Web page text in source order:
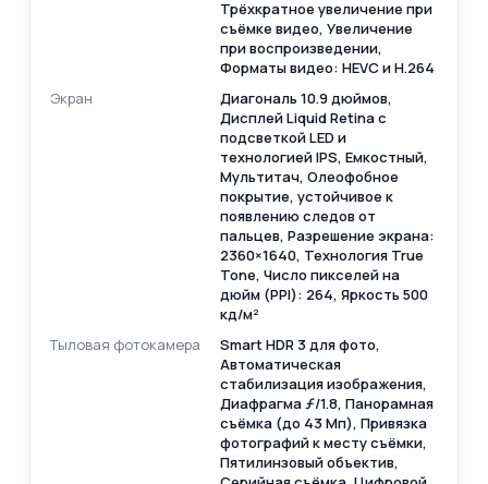
Трёхкратное увеличение при
съёмке видео, Увеличение
при воспроизведении,
Форматы видео: HEVC и H.264
Экран
Диагональ 10.9 дюймов,
Дисплей Liquid Retina c
подсветкой LED и
технологией IPS, Емкостный,
Мультитач, Олеофобное
покрытие, устойчивое к
появлению следов от
пальцев, Разрешение экрана:
2360×1640, Технология True
Tone, Число пикселей на
дюйм (PPI): 264, Яркость 500
кд/м²
Тыловая фотокамера
Smart HDR 3 для фото,
Автоматическая
стабилизация изображения,
Диафрагма ƒ/ 1.8, Панорамная
съёмка (до 43 Мп), Привязка
фотографий к месту съёмки,
Пятилинзовый объектив,